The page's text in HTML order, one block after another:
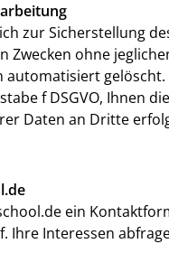
zur Sicherstellung
ohne
f DSGVO, Ihnen
Daten an Dritte
ein
Interessen